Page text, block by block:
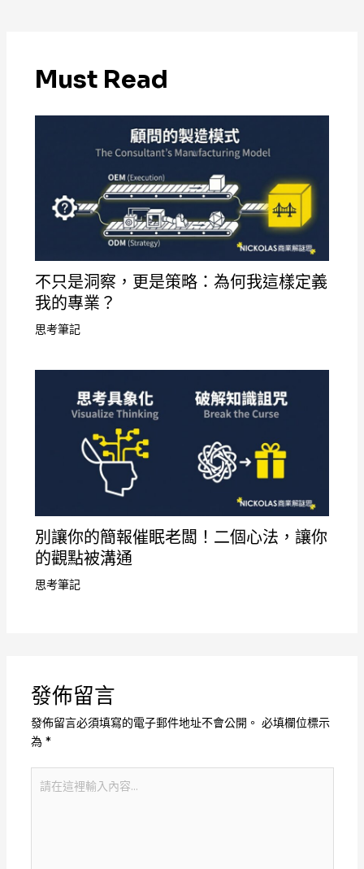
Must Read
不只是洞察，更是策略：為何我這樣定義
我的專業？
思考筆記
別讓你的簡報催眠老闆！二個心法，讓你
的觀點被溝通
思考筆記
發佈留言
發佈留言必須填寫的電子郵件地址不會公開。 必填欄位標示
為 *
在